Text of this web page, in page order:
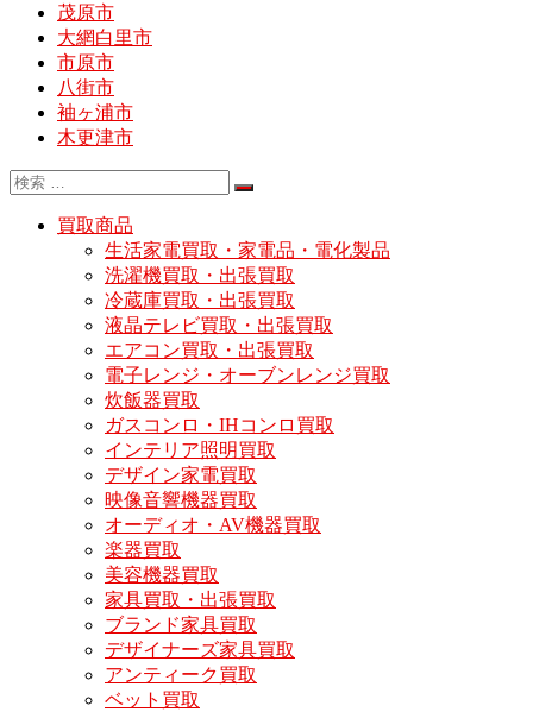
茂原市
大網白里市
市原市
八街市
袖ヶ浦市
木更津市
買取商品
生活家電買取・家電品・電化製品
洗濯機買取・出張買取
冷蔵庫買取・出張買取
液晶テレビ買取・出張買取
エアコン買取・出張買取
電子レンジ・オーブンレンジ買取
炊飯器買取
ガスコンロ・IHコンロ買取
インテリア照明買取
デザイン家電買取
映像音響機器買取
オーディオ・AV機器買取
楽器買取
美容機器買取
家具買取・出張買取
ブランド家具買取
デザイナーズ家具買取
アンティーク買取
ベット買取